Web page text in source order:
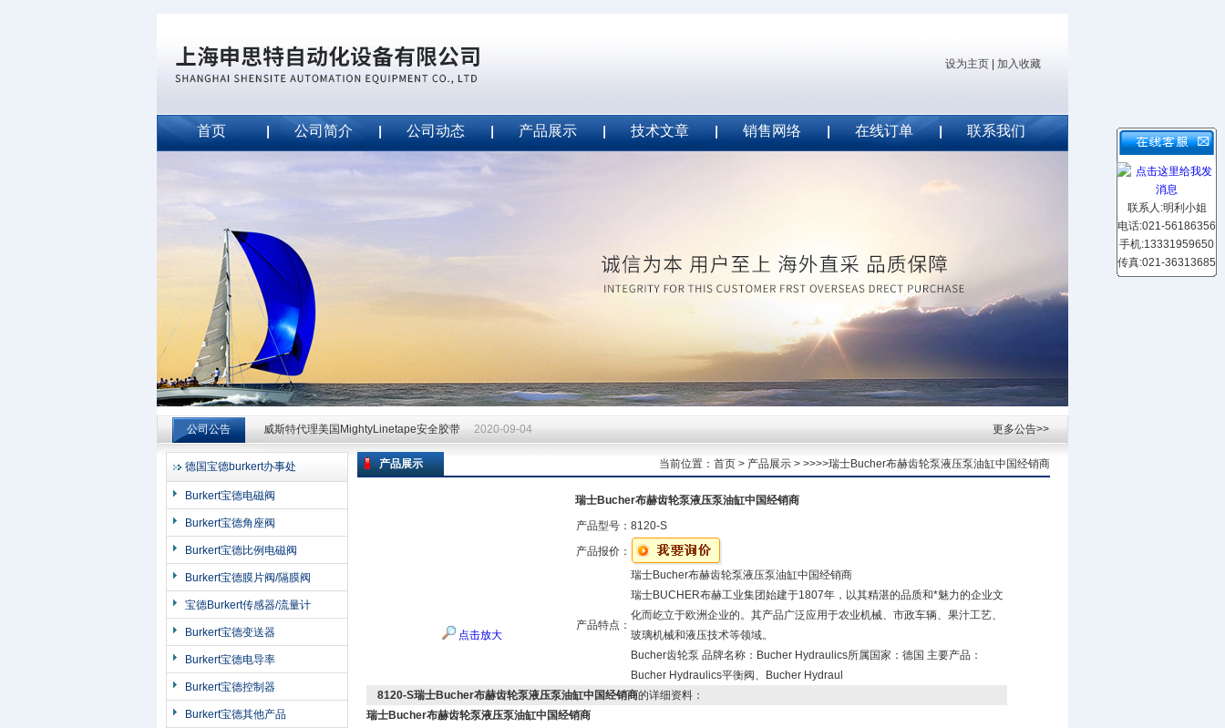
上海申思特自动化设备有限公司
设为主页 加入收藏
首页 公司简介 公司动态 产品展示 技术文章 销售网络 在线订单 联系我们
公司公告
威斯特代理美国MightyLinetape安全胶带 2020-09-04
威斯特代理美国MightyLinetape安全胶带 2020-09-04
威斯特代理美国MightyLinetape安全胶带
更多公告>>
德国宝德burkert办事处
Burkert宝德电磁阀
Burkert宝德角座阀
Burkert宝德比例电磁阀
Burkert宝德膜片阀/隔膜阀
宝德Burkert传感器/流量计
Burkert宝德变送器
Burkert宝德电导率
Burkert宝德控制器
Burkert宝德其他产品
产品展示 当前位置： 首页 > 产品展示 > >>>>瑞士Bucher布赫齿轮泵液压泵油缸中国经销商
瑞士Bucher布赫齿轮泵液压泵油缸中国经销商
点击放大
产品型号： 8120-S
产品报价：
产品特点：
瑞士Bucher布赫齿轮泵液压泵油缸中国经销商
瑞士BUCHER布赫工业集团始建于1807年，以其精湛的品质和*魅力的企业文
化而屹立于欧洲企业的。其产品广泛应用于农业机械、市政车辆、果汁工艺、
玻璃机械和液压技术等领域。
Bucher齿轮泵 品牌名称：Bucher Hydraulics所属国家：德国 主要产品：
Bucher Hydraulics平衡阀、Bucher Hydraul
8120-S瑞士Bucher布赫齿轮泵液压泵油缸中国经销商的详细资料：
瑞士Bucher布赫齿轮泵液压泵油缸中国经销商
联系人:明利小姐
电话:021-56186356
手机:13331959650
传真:021-36313685